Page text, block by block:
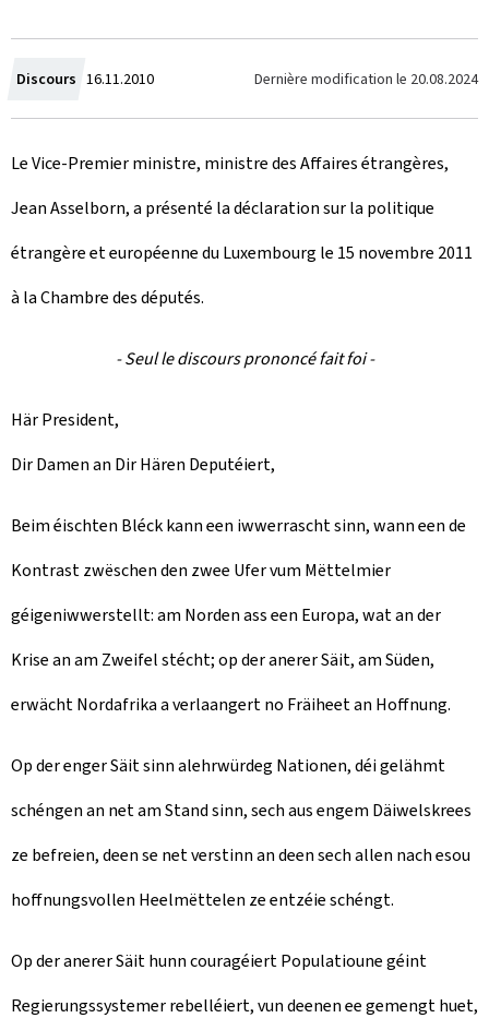
Discours C
r
é
e
l
e
16.11.2010 Dernière modification le 20.08.2024
Le Vice-Premier ministre, ministre des Affaires étrangères,
Jean Asselborn, a présenté la déclaration sur la politique
étrangère et européenne du Luxembourg le 15 novembre 2011
à la Chambre des députés.
- Seul le discours prononcé fait foi -
Här President,
Dir Damen an Dir Hären Deputéiert,
Beim éischten Bléck kann een iwwerrascht sinn, wann een de
Kontrast zwëschen den zwee Ufer vum Mëttelmier
géigeniwwerstellt: am Norden ass een Europa, wat an der
Krise an am Zweifel stécht; op der anerer Säit, am Süden,
erwächt Nordafrika a verlaangert no Fräiheet an Hoffnung.
Op der enger Säit sinn alehrwürdeg Nationen, déi gelähmt
schéngen an net am Stand sinn, sech aus engem Däiwelskrees
ze befreien, deen se net verstinn an deen sech allen nach esou
hoffnungsvollen Heelmëttelen ze entzéie schéngt.
Op der anerer Säit hunn couragéiert Populatioune géint
Regierungssystemer rebelléiert, vun deenen ee gemengt huet,